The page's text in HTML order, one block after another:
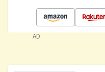
AD